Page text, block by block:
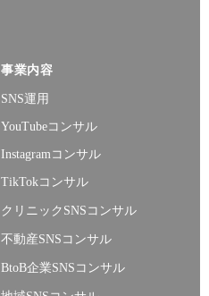
事業内容
SNS運用
YouTubeコンサル
Instagramコンサル
TikTokコンサル
クリニックSNSコンサル
不動産SNSコンサル
BtoB企業SNSコンサル